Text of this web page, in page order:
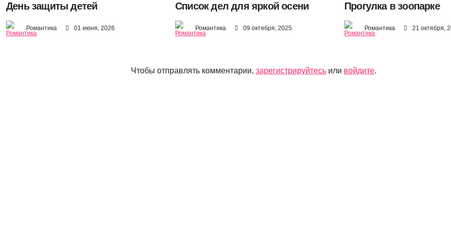
День защиты детей
Романтика 01 июня, 2026
Список дел для яркой осени
Романтика 09 октября, 2025
Прогулка в зоопарке
Романтика 21 октября,
Чтобы отправлять комментарии, зарегистрируйтесь или войдите.